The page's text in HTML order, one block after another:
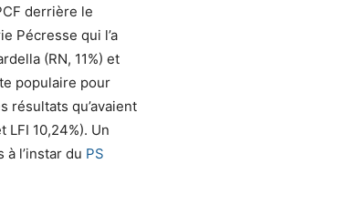
derrière le
Pécresse qui l’a
(RN, 11%) et
populaire pour
résultats qu’avaient
LFI 10,24%). Un
l’instar du PS